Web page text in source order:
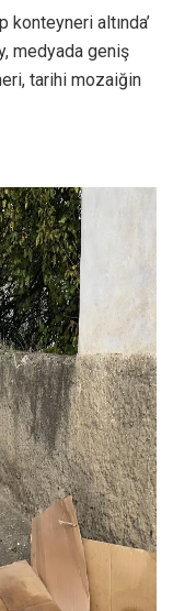
konteyneri altında’
medyada geniş
tarihi mozaiğin